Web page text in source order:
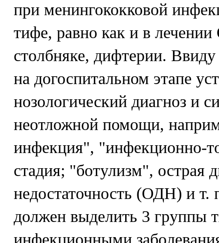
при менингококковой
тифе, равно как и в
столбняке, дифтерии.
на догоспитальном этапе
нозологический диагноз и
неотложной помощи,
инфекция", "инфекционно-
стадия; "ботулизм", острая
недостаточность (ОДН) и
должен выделить 3 группы
инфекционными